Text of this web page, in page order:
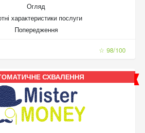
Огляд
характеристики послуги
Попередження
☆ 98/100
СХВАЛЕННЯ